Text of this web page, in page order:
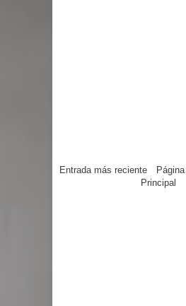
Entrada más reciente
Página
Principal